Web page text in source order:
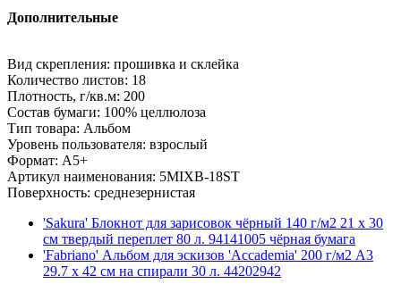
Дополнительные
Вид скрепления: прошивка и склейка
Количество листов: 18
Плотность, г/кв.м: 200
Состав бумаги: 100% целлюлоза
Тип товара: Альбом
Уровень пользователя: взрослый
Формат: A5+
Артикул наименования: 5MIXB-18ST
Поверхность: среднезернистая
'Sakura' Блокнот для зарисовок чёрный 140 г/м2 21 х 30
см твердый переплет 80 л. 94141005 чёрная бумага
'Fabriano' Альбом для эскизов 'Accademia' 200 г/м2 A3
29.7 х 42 см на спирали 30 л. 44202942